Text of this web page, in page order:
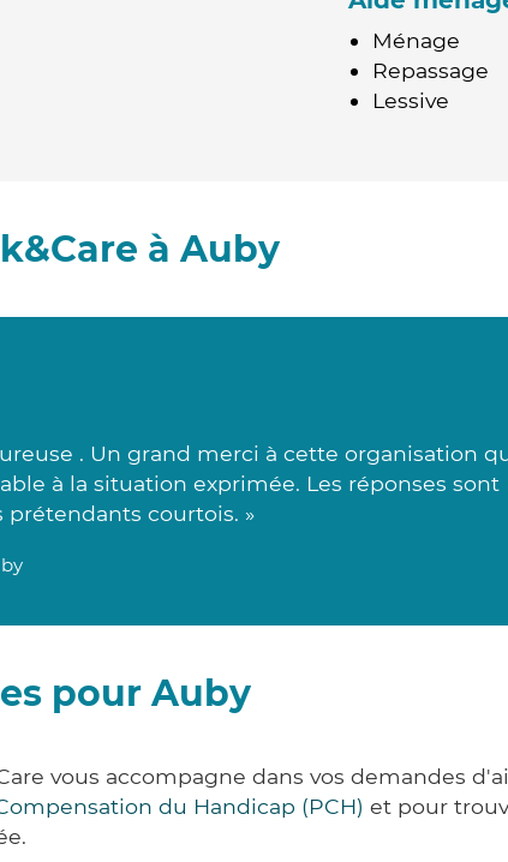
Ménage
Repassage
Lessive
à Auby
. Un grand merci à cette organisation
à la situation exprimée. Les réponses sont
courtois. »
pour Auby
vous accompagne dans vos demandes
du Handicap (PCH) et pour